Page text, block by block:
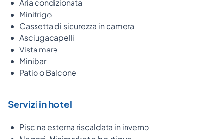
Aria condizionata
Minifrigo
Cassetta di sicurezza in camera
Asciugacapelli
Vista mare
Minibar
Patio o Balcone
Servizi in hotel
Piscina esterna riscaldata in inverno